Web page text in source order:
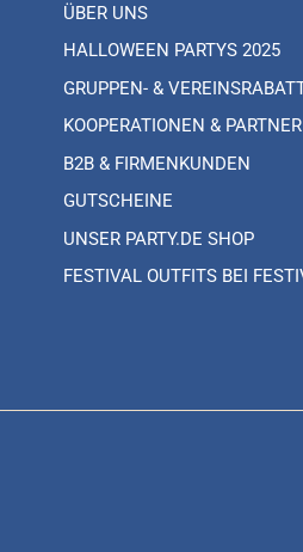
ÜBER UNS
HALLOWEEN PARTYS 2025
GRUPPEN- &
KOOPERATIONEN & PARTNER
B2B & FIRMENKUNDEN
GUTSCHEINE
UNSER PARTY.DE SHOP
FESTIVAL OUTFITS BEI